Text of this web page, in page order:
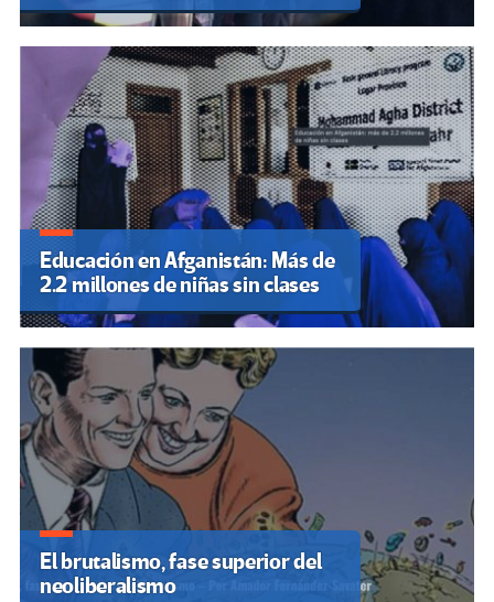
Educación en Afganistán: Más de
2.2 millones de niñas sin clases
El brutalismo, fase superior del
neoliberalismo